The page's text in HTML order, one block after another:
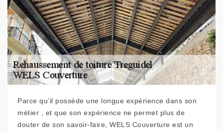
Parce qu’il possède une longue expérience dans son
métier , et que son expérience ne permet plus de
douter de son savoir-faire, WELS Couverture est un